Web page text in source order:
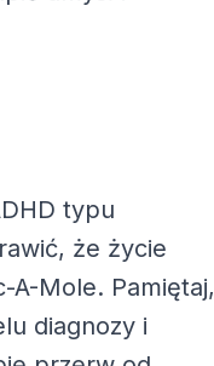
typu
że życie
A-Mole. Pamiętaj,
diagnozy i